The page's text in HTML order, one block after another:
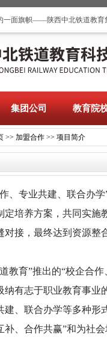
一面旗帜——陕西中北铁道教育
集团公司 教育院
>> 加盟合作 >> 项目简介
、专业共建、联合办
定培养方案，共同实施
对接，最终达到资源整
教育”推出的“校企合
纳有志于职业教育事业
建、联合办学等多种形
补、合作共赢”和为社